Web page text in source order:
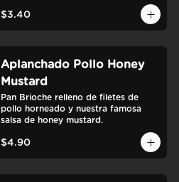
$3.40
Aplanchado Pollo Honey
Mustard
Pan Brioche relleno de filetes de
pollo horneado y nuestra famosa
salsa de honey mustard.
$4.90